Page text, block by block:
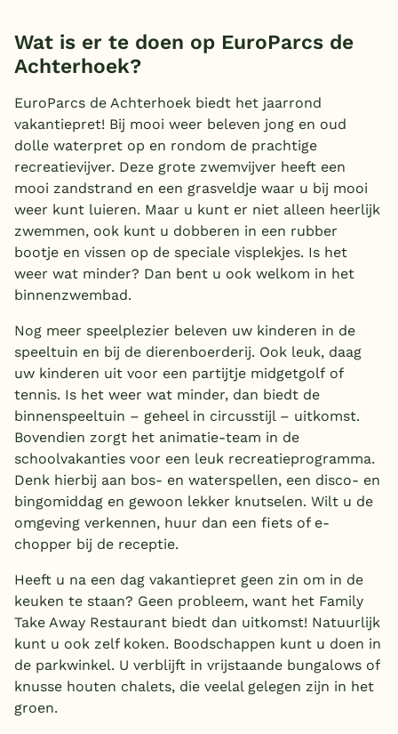
Wat is er te doen op EuroParcs de
Achterhoek?
EuroParcs de Achterhoek biedt het jaarrond
vakantiepret! Bij mooi weer beleven jong en oud
dolle waterpret op en rondom de prachtige
recreatievijver. Deze grote zwemvijver heeft een
mooi zandstrand en een grasveldje waar u bij mooi
weer kunt luieren. Maar u kunt er niet alleen heerlijk
zwemmen, ook kunt u dobberen in een rubber
bootje en vissen op de speciale visplekjes. Is het
weer wat minder? Dan bent u ook welkom in het
binnenzwembad.
Nog meer speelplezier beleven uw kinderen in de
speeltuin en bij de dierenboerderij. Ook leuk, daag
uw kinderen uit voor een partijtje midgetgolf of
tennis. Is het weer wat minder, dan biedt de
binnenspeeltuin – geheel in circusstijl – uitkomst.
Bovendien zorgt het animatie-team in de
schoolvakanties voor een leuk recreatieprogramma.
Denk hierbij aan bos- en waterspellen, een disco- en
bingomiddag en gewoon lekker knutselen. Wilt u de
omgeving verkennen, huur dan een fiets of e-
chopper bij de receptie.
Heeft u na een dag vakantiepret geen zin om in de
keuken te staan? Geen probleem, want het Family
Take Away Restaurant biedt dan uitkomst! Natuurlijk
kunt u ook zelf koken. Boodschappen kunt u doen in
de parkwinkel. U verblijft in vrijstaande bungalows of
knusse houten chalets, die veelal gelegen zijn in het
groen.